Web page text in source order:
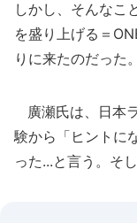
しかし、そんなこ
を盛り上げる＝
りに来たのだった。
廣瀬氏は、日本
験から「ヒントに
った...と言う。そ